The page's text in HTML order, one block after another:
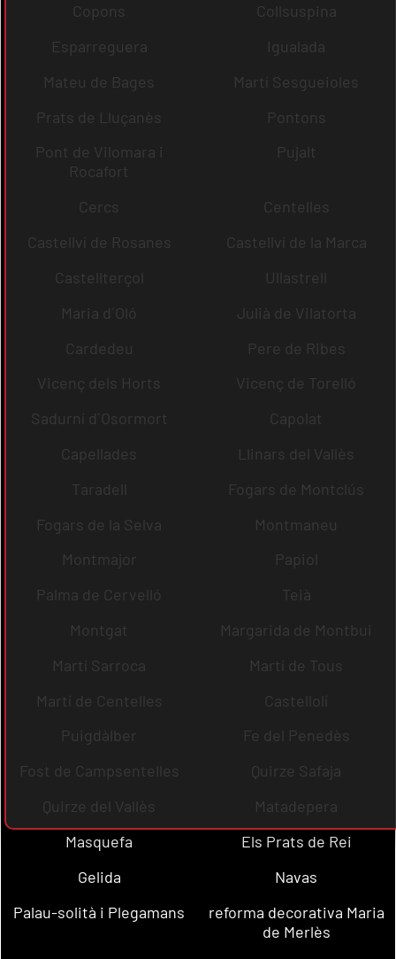
Copons
Collsuspina
Esparreguera
Igualada
Mateu de Bages
Martí Sesgueioles
Prats de Lluçanès
Pontons
Pont de Vilomara i
Rocafort
Pujalt
Cercs
Centelles
Castellví de Rosanes
Castellví de la Marca
Castellterçol
Ullastrell
Maria d´Oló
Julià de Vilatorta
Cardedeu
Pere de Ribes
Vicenç dels Horts
Vicenç de Torelló
Sadurní d´Osormort
Capolat
Capellades
Llinars del Vallès
Taradell
Fogars de Montclús
Fogars de la Selva
Montmaneu
Montmajor
Papiol
Palma de Cervelló
Teià
Montgat
Margarida de Montbui
Martí Sarroca
Martí de Tous
Martí de Centelles
Castellolí
Puigdàlber
Fe del Penedès
Fost de Campsentelles
Quirze Safaja
Quirze del Vallès
Matadepera
Masquefa
Els Prats de Rei
Gelida
Navas
Palau-solità i Plegamans
reforma decorativa Maria
de Merlès